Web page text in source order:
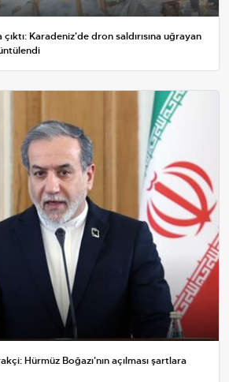
Karadeniz'de dron saldırısına uğrayan
Hürmüz Boğazı'nın açılması şartlara